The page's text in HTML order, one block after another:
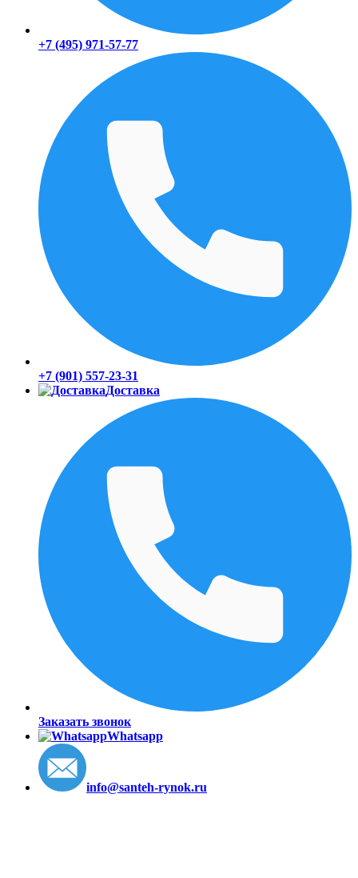
+7 (495) 971-57-77
+7 (901) 557-23-31
Доставка
Заказать звонок
Whatsapp
info@santeh-rynok.ru